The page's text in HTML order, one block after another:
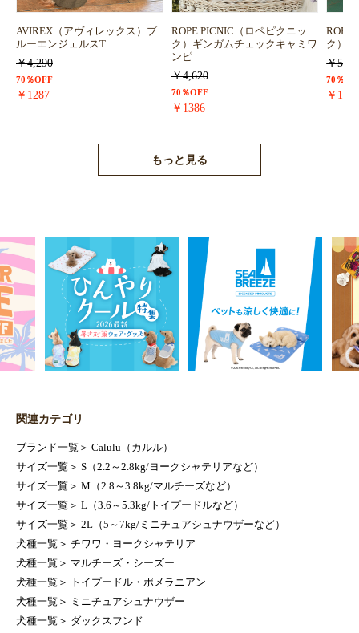
AVIREX（アヴィレックス）ブ
ルーエンジェルスT
￥4,290
70％OFF
￥1287
ROPE PICNIC（ロペピクニッ
ク）ギンガムチェックキャミワ
ンピ
￥4,620
70％OFF
￥1386
ROPE
ク）
￥
70％
￥
もっと見る
関連カテゴリ
ブランド一覧 ＞ Calulu（カルル）
サイズ一覧 ＞ S（2.2～2.8kg/ヨークシャテリアなど）
サイズ一覧 ＞ M（2.8～3.8kg/マルチーズなど）
サイズ一覧 ＞ L（3.6～5.3kg/トイプードルなど）
サイズ一覧 ＞ 2L（5～7kg/ミニチュアシュナウザーなど）
犬種一覧 ＞ チワワ・ヨークシャテリア
犬種一覧 ＞ マルチーズ・シーズー
犬種一覧 ＞
トイプードル・ポメラニアン
犬種一覧 ＞
ミニチュアシュナウザー
犬種一覧 ＞ ダックスフンド